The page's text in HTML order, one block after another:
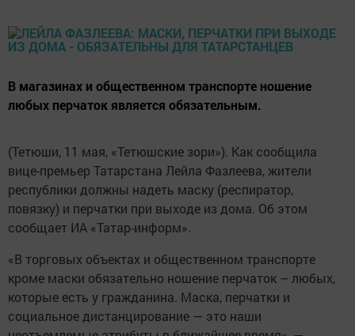
В магазинах и общественном транспорте ношение
любых перчаток является обязательным.
(Тетюши, 11 мая, «Тетюшские зори»). Как сообщила
вице-премьер Татарстана Лейла Фазлеева, жители
республики должны надеть маску (респиратор,
повязку) и перчатки при выходе из дома. Об этом
сообщает ИА «Татар-информ».
«В торговых объектах и общественном транспорте
кроме маски обязательно ношение перчаток – любых,
которые есть у гражданина. Маска, перчатки и
социальное дистанцирование — это наши